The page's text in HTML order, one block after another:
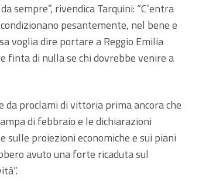
sempre”, rivendica Tarquini: “C’entra
pesantemente, nel bene e
voglia dire portare a Reggio Emilia
finta di nulla se chi dovrebbe venire a
proclami di vittoria prima ancora che
di febbraio e le dichiarazioni
sulle proiezioni economiche e sui piani
avuto una forte ricaduta sul